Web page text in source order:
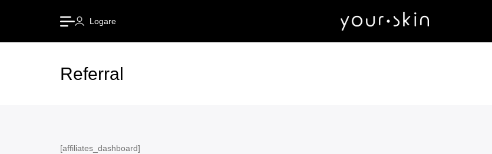
Logare
Referral
[affiliates_dashboard]